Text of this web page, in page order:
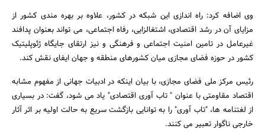
وی اضافه کرد: راه اندازی این شبکه در کشور، علاوه بر بهره مندی کشور از
مزایای آن در رشد اقتصادی، اشتغالزایی، رفاه اجتماعی، می تواند بعنوان پدافند
غیرعامل در تامین امنیت اجتماعی و فرهنگی و نیز ارتقای جایگاه ژئوپلیتیک
کشور در حوزه فضای مجازی میان کشورهای منطقه و جهان ایفای نقش کند.
رئیس مرکز ملی فضای مجازی، با بیان اینکه در ادبیات جهانی از مفهوم مشابه
اقتصاد مقاومتی با عنوان " تاب آوری اقتصادی" یاد می شود، گفت: در بسیاری
از لغتنامه ها، "تاب آوری" را به توانایی بازگشت سریع به حالت اولیه بر اثر آثار
خارجی ناگوار تعبیر می کنند.